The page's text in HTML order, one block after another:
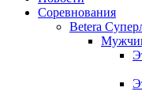
Соревнования
Betera